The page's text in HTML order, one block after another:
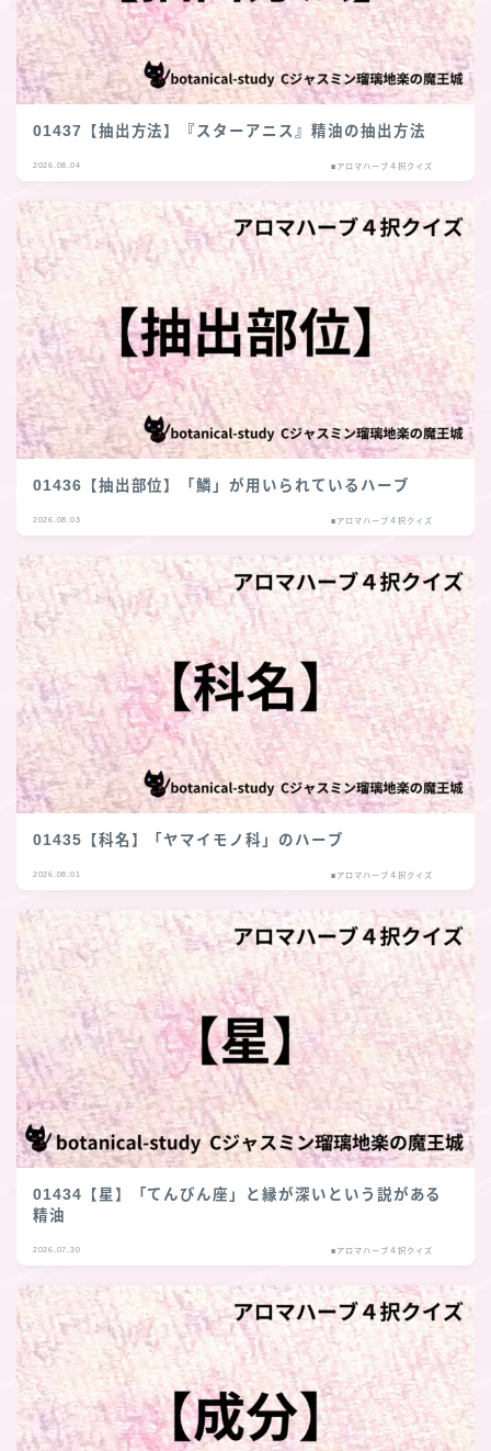
Follow Me
01437【抽出方法】『スターアニス』精油の抽出方法
2026.08.04 ■アロマハーブ４択クイズ
01436【抽出部位】「鱗」が用いられているハーブ
2026.08.03 ■アロマハーブ４択クイズ
01435【科名】「ヤマイモノ科」のハーブ
2026.08.01 ■アロマハーブ４択クイズ
01434【星】「てんびん座」と縁が深いという説がある
精油
2026.07.30 ■アロマハーブ４択クイズ
follow me
各種登録先のリンクへ